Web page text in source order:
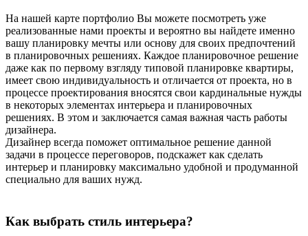
На нашей карте портфолио Вы можете посмотреть уже
реализованные нами проекты и вероятно вы найдете именно
вашу планировку мечты или основу для своих предпочтений
в планировочных решениях. Каждое планировочное решение
даже как по первому взгляду типовой планировке квартиры,
имеет свою индивидуальность и отличается от проекта, но в
процессе проектирования вносятся свои кардинальные нужды
в некоторых элементах интерьера и планировочных
решениях. В этом и заключается самая важная часть работы
дизайнера.
Дизайнер всегда поможет оптимальное решение данной
задачи в процессе переговоров, подскажет как сделать
интерьер и планировку максимально удобной и продуманной
специально для ваших нужд.
Как выбрать стиль интерьера?